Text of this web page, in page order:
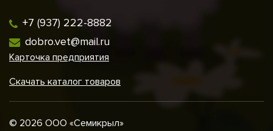
+7 (937) 222-8882
dobro.vet@mail.ru
Карточка предприятия
Скачать каталог товаров
© 2026 ООО «Семикрыл»